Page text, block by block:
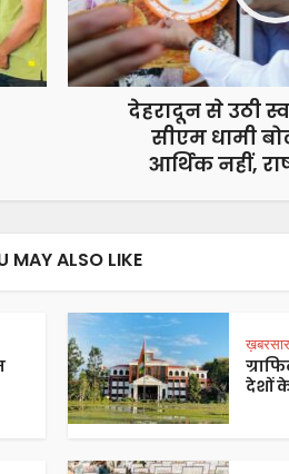
देहरादून से उठी
सीएम धामी
आर्थिक नहीं,
MAY ALSO LIKE
ख़बरसार
देशों